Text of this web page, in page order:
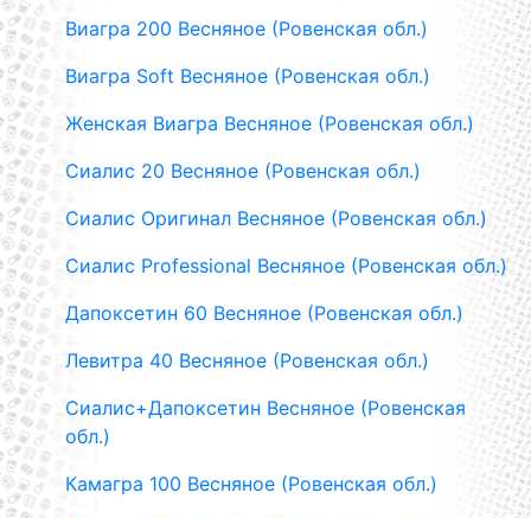
Виагра 200 Весняное (Ровенская обл.)
Виагра Soft Весняное (Ровенская обл.)
Женская Виагра Весняное (Ровенская обл.)
Сиалис 20 Весняное (Ровенская обл.)
Сиалис Оригинал Весняное (Ровенская обл.)
Сиалис Professional Весняное (Ровенская обл.)
Дапоксетин 60 Весняное (Ровенская обл.)
Левитра 40 Весняное (Ровенская обл.)
Сиалис+Дапоксетин Весняное (Ровенская
обл.)
Камагра 100 Весняное (Ровенская обл.)